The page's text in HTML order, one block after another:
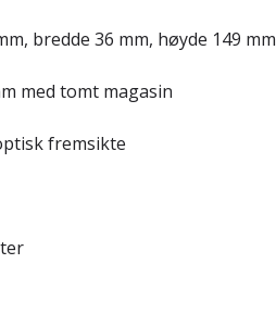
bredde 36 mm, høyde 149 mm
med tomt magasin
fremsikte